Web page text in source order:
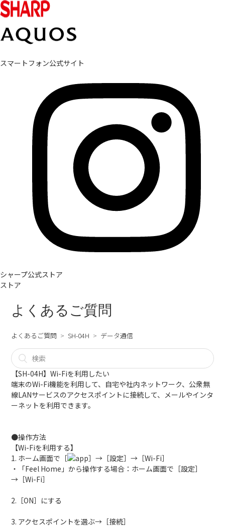
スマートフォン公式サイト
シャープ公式ストア
ストア
よくあるご質問
よくあるご質問 SH-04H データ通信
【SH-04H】Wi-Fiを利用したい
端末のWi-Fi機能を利用して、自宅や社内ネットワーク、公衆無
線LANサービスのアクセスポイントに接続して、メールやインタ
ーネットを利用できます。
●操作方法
【Wi-Fiを利用する】
1. ホーム画面で［
］→［設定］→［Wi-Fi］
・「Feel Home」から操作する場合：ホーム画面で［設定］
→［Wi-Fi］
2.［ON］にする
3. アクセスポイントを選ぶ→［接続］